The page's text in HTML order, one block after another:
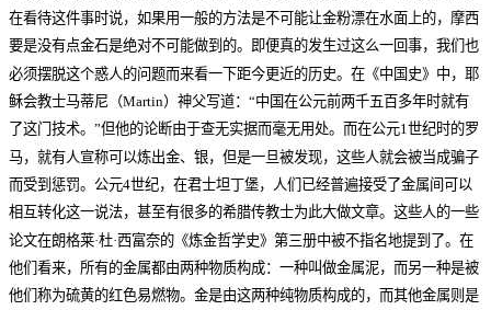
在看待这件事时说，如果用一般的方法是不可能让金粉漂在水面上的，摩西
要是没有点金石是绝对不可能做到的。即便真的发生过这么一回事，我们也
必须摆脱这个惑人的问题而来看一下距今更近的历史。在《中国史》中，耶
稣会教士马蒂尼（Martin）神父写道：“中国在公元前两千五百多年时就有
了这门技术。”但他的论断由于查无实据而毫无用处。而在公元1世纪时的罗
马，就有人宣称可以炼出金、银，但是一旦被发现，这些人就会被当成骗子
而受到惩罚。公元4世纪，在君士坦丁堡，人们已经普遍接受了金属间可以
相互转化这一说法，甚至有很多的希腊传教士为此大做文章。这些人的一些
论文在朗格莱·杜·西富奈的《炼金哲学史》第三册中被不指名地提到了。在
他们看来，所有的金属都由两种物质构成：一种叫做金属泥，而另一种是被
他们称为硫黄的红色易燃物。金是由这两种纯物质构成的，而其他金属则是